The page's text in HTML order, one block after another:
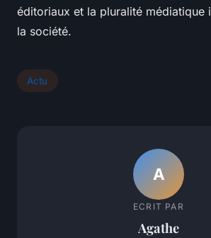
éditoriaux et la pluralité médiatique
la société.
Actu
A
ECRIT PAR
Agathe